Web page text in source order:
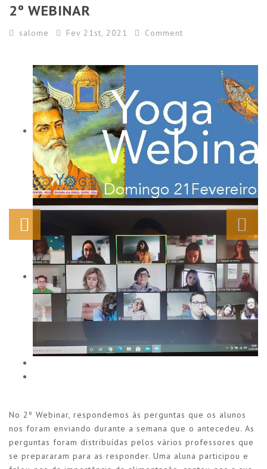
2º WEBINAR
salome Fev 21st, 2021 Comment
No 2º Webinar, respondemos às perguntas que os alunos
nos foram enviando durante a semana que o antecedeu. As
perguntas foram distribuídas pelos vários professores que
se prepararam para as responder. Uma aluna participou e